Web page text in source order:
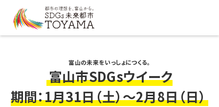
富山の未来をいっしょにつくる。
富山市SDGsウイーク
期間：1月31日（土）～2月8日（日）